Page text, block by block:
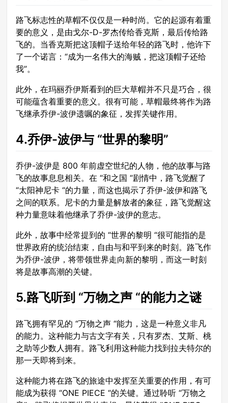
路飞标志性的草帽不仅仅是一种时尚。它的起源有着重
要的意义，是由戈尔-D-罗杰传给香克斯，最后传给路
飞的。当香克斯把这顶帽子送给年轻的路飞时，他许下
了一个诺言：“成为一名伟大的海贼，把这顶帽子还给
我”。
此外，在玛丽乔伊斯看到的巨大草帽并不只是巧合，很
可能蕴含着重要的意义。很有可能，草帽最终将作为路
飞继承乔伊-波伊遗嘱的象征，发挥关键作用。
4.乔伊-波伊与 “世界的黎明”
乔伊-波伊是 800 年前虚空世纪的人物，他的故事与路
飞的故事息息相关。在 “和之国 “剧情中，路飞觉醒了
“太阳神尼卡 “的力量，而这也揭示了乔伊-波伊和路飞
之间的联系。尼卡的力量是解放者的象征，路飞觉醒这
种力量意味着他继承了乔伊-波伊的意志。
此外，故事中经常提到的 “世界的黎明 “很可能指的是
世界政府的统治结束，自由与和平到来的时刻。路飞作
为乔伊-波伊，将带领世界走向新的黎明，而这一时刻
将是故事高潮的关键。
5.路飞听到 “万物之声 “的能力之谜
路飞拥有罕见的 “万物之声 “能力，这是一种意义非凡
的能力。这种能力与古文字有关，只有罗杰、艾斯、桃
之助等少数人拥有。路飞利用这种能力找到拉夫特尔的
那一天即将到来。
这种能力将在路飞的旅途中发挥至关重要的作用，有可
能成为获得 “ONE PIECE “的关键。通过聆听 “万物之